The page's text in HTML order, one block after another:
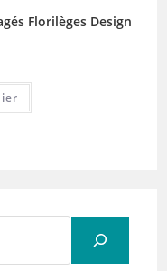
Florilèges Design